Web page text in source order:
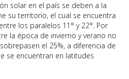
solar en el país se deben a la
su territorio, el cual se encuentra
los paralelos 11° y 22°. Por
la época de invierno y verano no
el 25%, a diferencia de
se encuentran en latitudes